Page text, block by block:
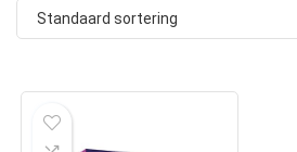
Standaard sortering